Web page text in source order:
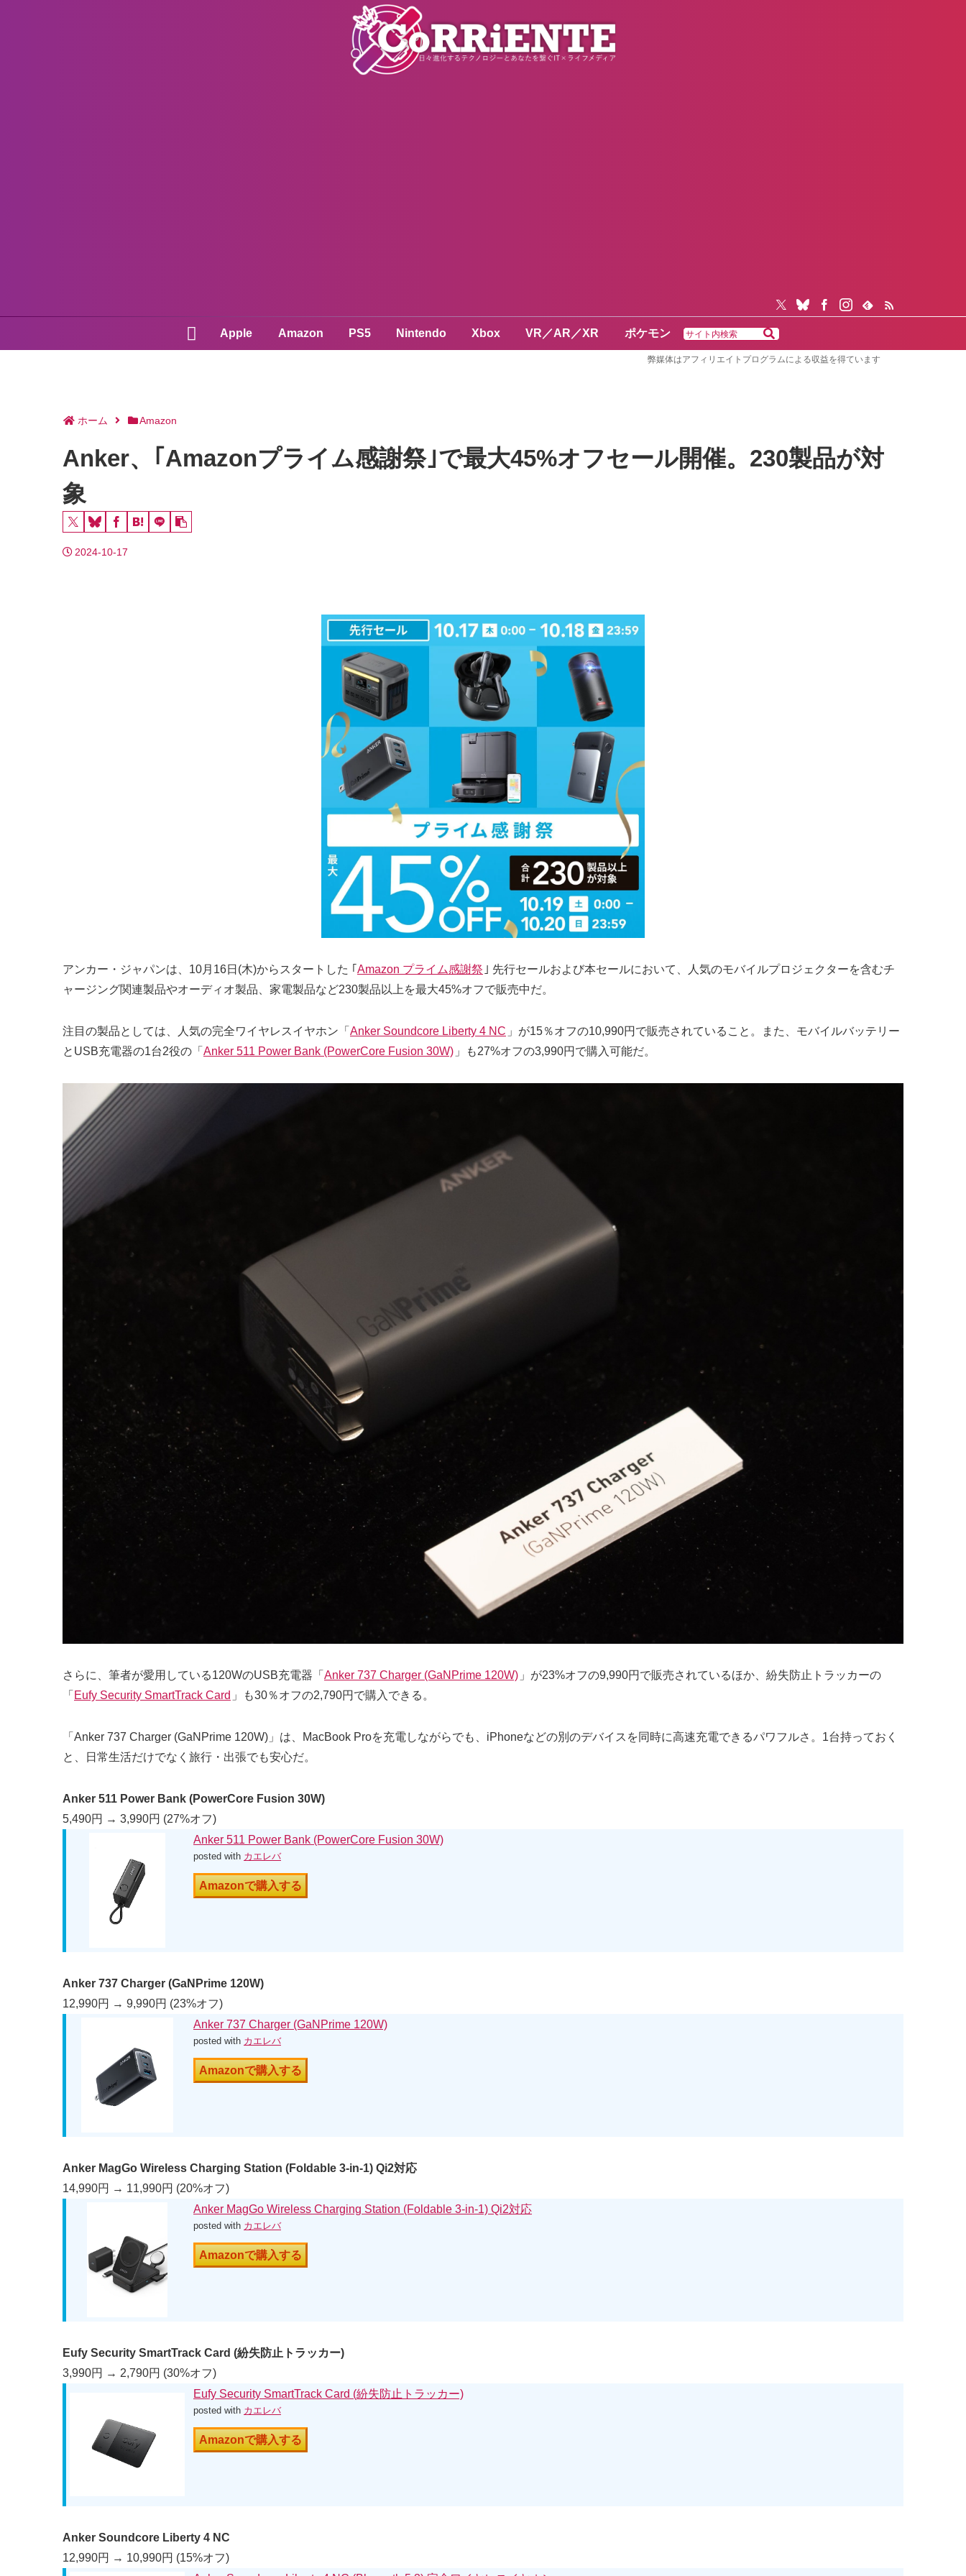
Apple Amazon PS5 Nintendo Xbox VR／AR／XR ポケモン
弊媒体はアフィリエイトプログラムによる収益を得ています
ホーム Amazon
Anker、｢Amazonプライム感謝祭｣で最大45%オフセール開催。230製品が対
象
2024-10-17
アンカー・ジャパンは、10月16日(木)からスタートした ｢ Amazon プライム感謝祭 ｣ 先行セールおよび本セールにおいて、人気のモバイルプロジェクターを含むチ
ャージング関連製品やオーディオ製品、家電製品など230製品以上を最大45%オフで販売中だ。
注目の製品としては、人気の完全ワイヤレスイヤホン「 Anker Soundcore Liberty 4 NC 」が15％オフの10,990円で販売されていること。また、モバイルバッテリー
とUSB充電器の1台2役の「 Anker 511 Power Bank (PowerCore Fusion 30W) 」も27%オフの3,990円で購入可能だ。
さらに、筆者が愛用している120WのUSB充電器「 Anker 737 Charger (GaNPrime 120W) 」が23%オフの9,990円で販売されているほか、紛失防止トラッカーの
「 Eufy Security SmartTrack Card 」も30％オフの2,790円で購入できる。
「Anker 737 Charger (GaNPrime 120W)」は、MacBook Proを充電しながらでも、iPhoneなどの別のデバイスを同時に高速充電できるパワフルさ。1台持っておく
と、日常生活だけでなく旅行・出張でも安心だ。
Anker 511 Power Bank (PowerCore Fusion 30W)
5,490円 → 3,990円 (27%オフ)
Anker 511 Power Bank (PowerCore Fusion 30W)
posted with カエレバ
Amazonで購入する
Anker 737 Charger (GaNPrime 120W)
12,990円 → 9,990円 (23%オフ)
Anker 737 Charger (GaNPrime 120W)
posted with カエレバ
Amazonで購入する
Anker MagGo Wireless Charging Station (Foldable 3-in-1) Qi2対応
14,990円 → 11,990円 (20%オフ)
Anker MagGo Wireless Charging Station (Foldable 3-in-1) Qi2対応
posted with カエレバ
Amazonで購入する
Eufy Security SmartTrack Card (紛失防止トラッカー)
3,990円 → 2,790円 (30%オフ)
Eufy Security SmartTrack Card (紛失防止トラッカー)
posted with カエレバ
Amazonで購入する
Anker Soundcore Liberty 4 NC
12,990円 → 10,990円 (15%オフ)